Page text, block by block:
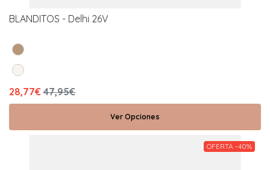
BLANDITOS - Delhi 26V
28,77€ 47,95€
Ver Opciones
OFERTA -40%